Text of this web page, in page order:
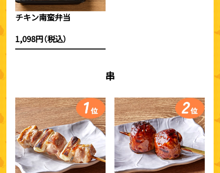
チキン南蛮弁当
1,098円（税込）
串